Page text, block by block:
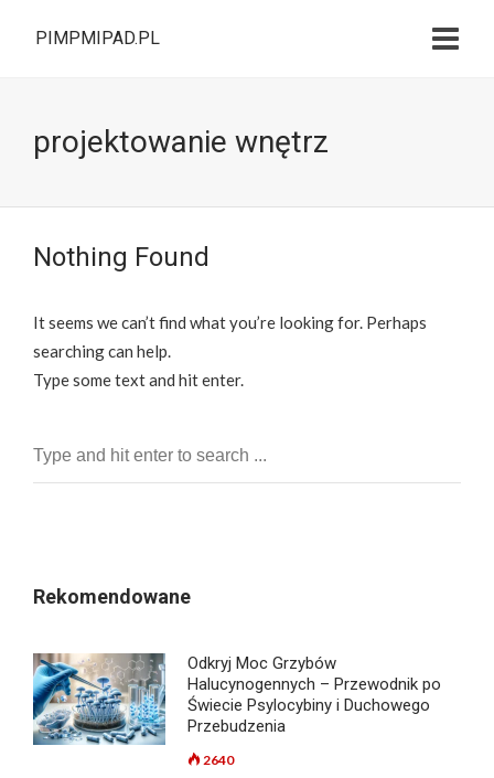
PIMPMIPAD.PL
projektowanie wnętrz
Nothing Found
It seems we can’t find what you’re looking for. Perhaps
searching can help.
Type some text and hit enter.
Rekomendowane
Odkryj Moc Grzybów
Halucynogennych – Przewodnik po
Świecie Psylocybiny i Duchowego
Przebudzenia
2640